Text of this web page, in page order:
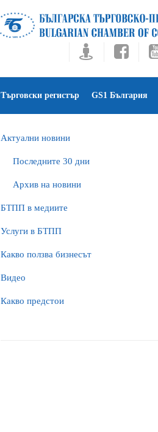
Търговски регистър GS1 България
Актуални новини
Последните 30 дни
Архив на новини
БTПП в медиите
Услуги в БТПП
Какво ползва бизнесът
Видео
Какво предстои